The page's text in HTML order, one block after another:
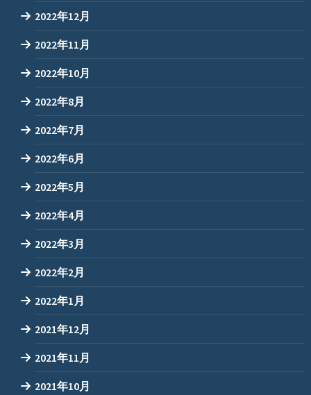
2022年12月
2022年11月
2022年10月
2022年8月
2022年7月
2022年6月
2022年5月
2022年4月
2022年3月
2022年2月
2022年1月
2021年12月
2021年11月
2021年10月